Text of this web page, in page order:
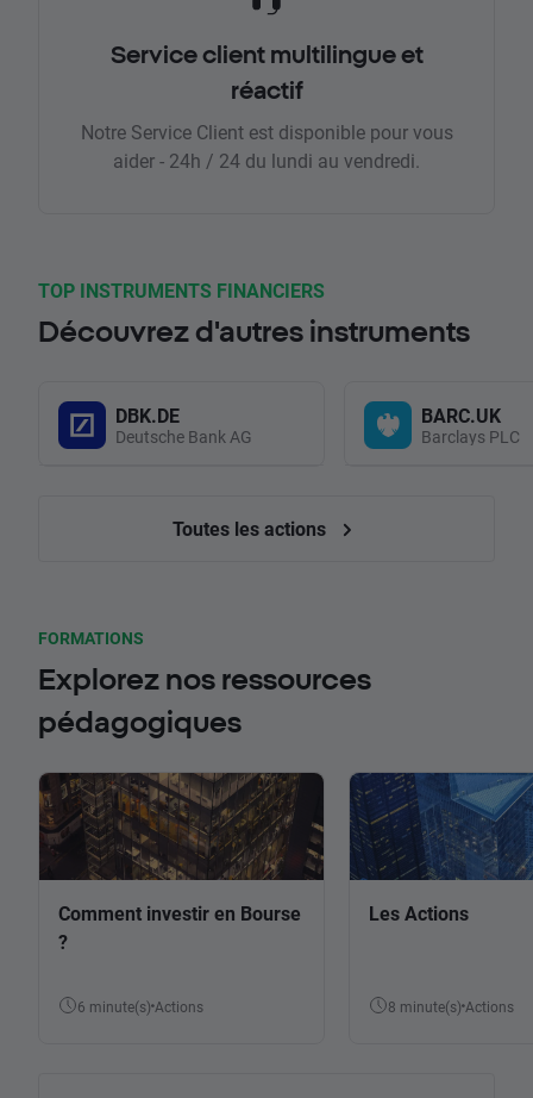
Service client multilingue et
réactif
Notre Service Client est disponible pour vous
aider - 24h / 24 du lundi au vendredi.
TOP INSTRUMENTS FINANCIERS
Découvrez d'autres instruments
DBK.DE
Deutsche Bank AG
BARC.UK
Barclays PLC
Toutes les actions
FORMATIONS
Explorez nos ressources
pédagogiques
Comment investir en Bourse
?
6 minute(s) Actions
Les Actions
8 minute(s) Actions